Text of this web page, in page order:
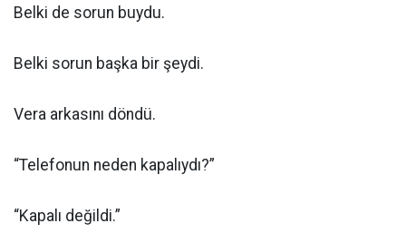
Belki de sorun buydu.
Belki sorun başka bir şeydi.
Vera arkasını döndü.
“Telefonun neden kapalıydı?”
“Kapalı değildi.”